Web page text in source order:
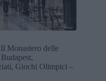
Monastero delle
Giochi Olimpici –